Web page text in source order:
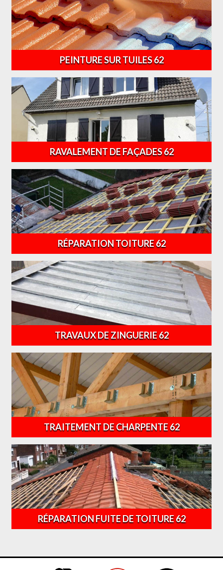
PEINTURE SUR TUILES 62
RAVALEMENT DE FAÇADES 62
RÉPARATION TOITURE 62
TRAVAUX DE ZINGUERIE 62
TRAITEMENT DE CHARPENTE 62
RÉPARATION FUITE DE TOITURE 62